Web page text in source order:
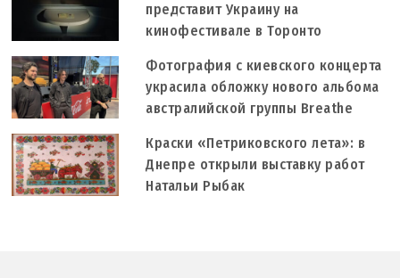
представит Украину на
кинофестивале в Торонто
Фотография с киевского концерта
украсила обложку нового альбома
австралийской группы Breathe
Краски «Петриковского лета»: в
Днепре открыли выставку работ
Натальи Рыбак